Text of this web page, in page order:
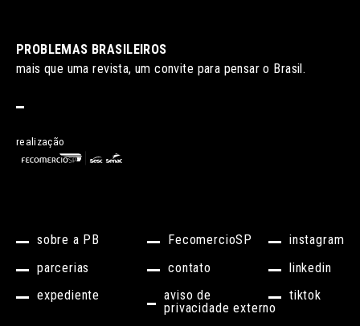
sobre a PB
parcerias
expediente
FecomercioSP
contato
aviso de
privacidade externo
instagram
linkedin
tiktok
PROBLEMAS BRASILEIROS
mais que uma revista, um convite para pensar o Brasil.
realização